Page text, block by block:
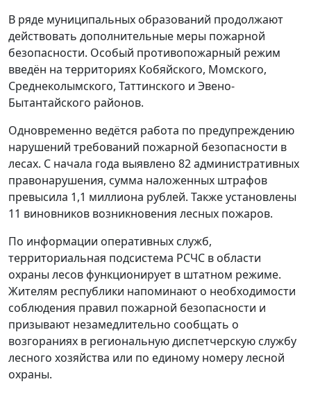
В ряде муниципальных образований продолжают
действовать дополнительные меры пожарной
безопасности. Особый противопожарный режим
введён на территориях Кобяйского, Момского,
Среднеколымского, Таттинского и Эвено-
Бытантайского районов.
Одновременно ведётся работа по предупреждению
нарушений требований пожарной безопасности в
лесах. С начала года выявлено 82 административных
правонарушения, сумма наложенных штрафов
превысила 1,1 миллиона рублей. Также установлены
11 виновников возникновения лесных пожаров.
По информации оперативных служб,
территориальная подсистема РСЧС в области
охраны лесов функционирует в штатном режиме.
Жителям республики напоминают о необходимости
соблюдения правил пожарной безопасности и
призывают незамедлительно сообщать о
возгораниях в региональную диспетчерскую службу
лесного хозяйства или по единому номеру лесной
охраны.